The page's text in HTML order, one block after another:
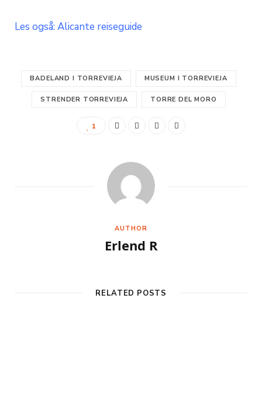
Les også: Alicante reiseguide
BADELAND I TORREVIEJA MUSEUM I TORREVIEJA
STRENDER TORREVIEJA TORRE DEL MORO
1
AUTHOR
Erlend R
RELATED POSTS